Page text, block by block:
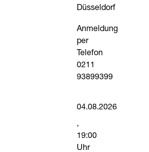
Düsseldorf
Anmeldung
per
Telefon
0211
93899399
04.08.2026
19:00
Uhr